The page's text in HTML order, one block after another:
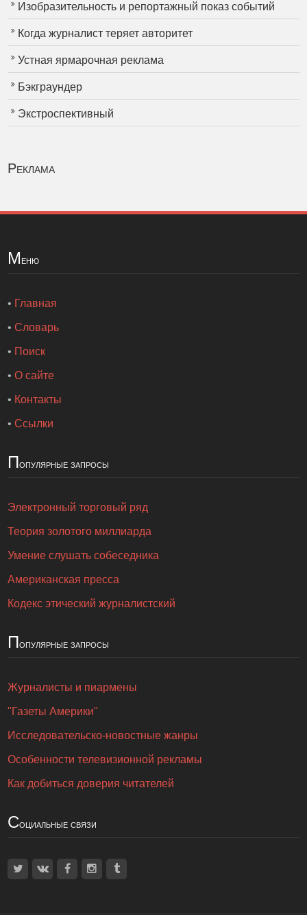
Изобразительность и репортажный показ событий
Когда журналист теряет авторитет
Устная ярмарочная реклама
Бэкграундер
Экстроспективный
Реклама
Меню
• Главная
•Словарь
• Поиск
•О сайте
• Контакты
•Ссылки
Популярные запросы
Электронный торговый ряд
Теория золотого миллиарда
Умение слушать собеседника
Американская пресса
Кодекс этический журналистский
Популярные запросы
Журналисты и пиармены
"Газеты Америки"
Исследовательско-новостные жанры
Особенности телевизионной рекламы
Как добиться доверия читателей
Социальные связи